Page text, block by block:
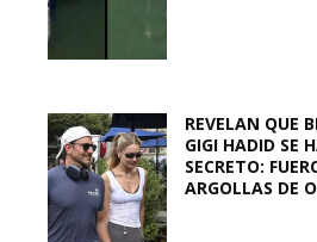
REVELAN QUE
GIGI HADID SE
SECRETO:
ARGOLLAS DE